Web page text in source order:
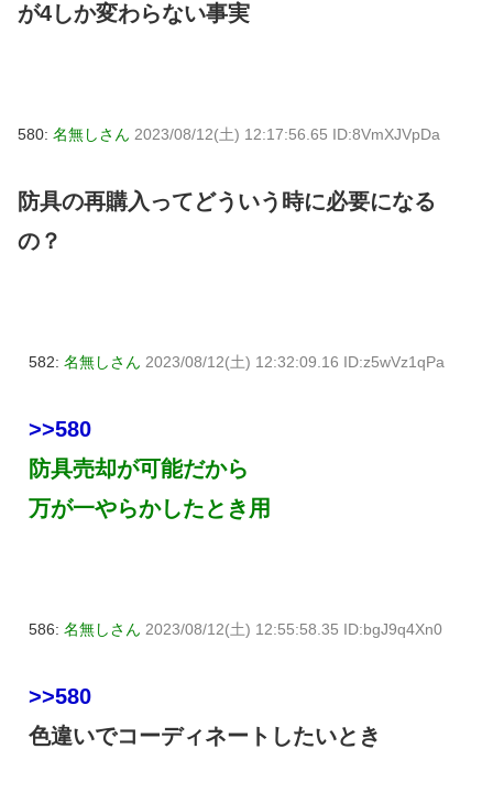
が4しか変わらない事実
580: 名無しさん 2023/08/12(土) 12:17:56.65 ID:8VmXJVpDa
防具の再購入ってどういう時に必要になる
の？
582: 名無しさん 2023/08/12(土) 12:32:09.16 ID:z5wVz1qPa
>>580
防具売却が可能だから
万が一やらかしたとき用
586: 名無しさん 2023/08/12(土) 12:55:58.35 ID:bgJ9q4Xn0
>>580
色違いでコーディネートしたいとき